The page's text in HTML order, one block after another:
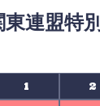
東連盟特
1 2